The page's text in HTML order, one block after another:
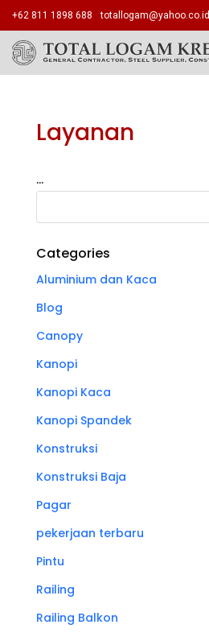
+62 811 1898 688 totallogam@yahoo.co.id
Layanan
…
Categories
Aluminium dan Kaca
Blog
Canopy
Kanopi
Kanopi Kaca
Kanopi Spandek
Konstruksi
Konstruksi Baja
Pagar
pekerjaan terbaru
Pintu
Railing
Railing Balkon